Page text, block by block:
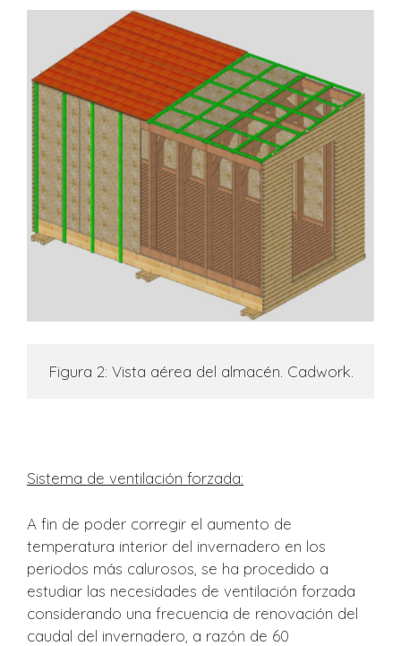
Figura 2: Vista aérea del almacén. Cadwork.
Sistema de ventilación forzada:
A fin de poder corregir el aumento de
temperatura interior del invernadero en los
periodos más calurosos, se ha procedido a
estudiar las necesidades de ventilación forzada
considerando una frecuencia de renovación del
caudal del invernadero, a razón de 60